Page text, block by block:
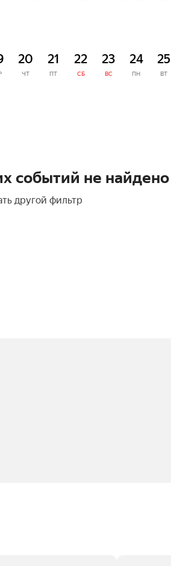
20
ЧТ
21
ПТ
22
СБ
23
ВС
24
ПН
25
ВТ
событий не найдено
другой фильтр